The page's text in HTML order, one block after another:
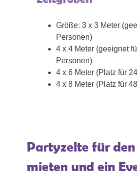
Größe: 3 x 3 Meter
Personen)
4 x 4 Meter (geeignet
Personen)
4 x 6 Meter (Platz für
4 x 8 Meter (Platz für
Partyzelte für
mieten und ein